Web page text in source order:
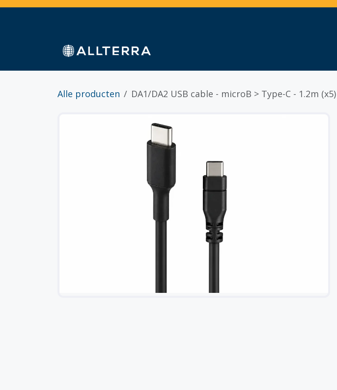
Overslaan naar inhoud
Alle producten DA1/DA2 USB cable - microB > Type-C - 1.2m (x5)